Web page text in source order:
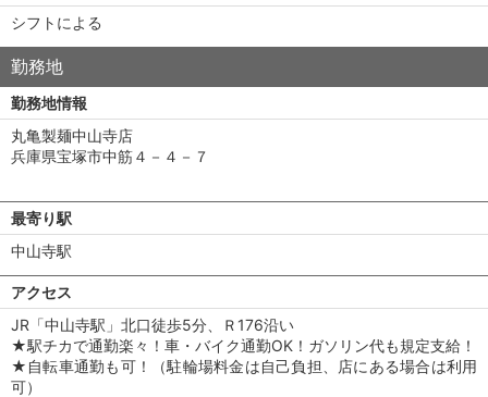
シフトによる
勤務地
勤務地情報
丸亀製麺中山寺店
兵庫県宝塚市中筋４－４－７
最寄り駅
中山寺駅
アクセス
JR「中山寺駅」北口徒歩5分、Ｒ176沿い
★駅チカで通勤楽々！車・バイク通勤OK！ガソリン代も規定支給！
★自転車通勤も可！（駐輪場料金は自己負担、店にある場合は利用
可）